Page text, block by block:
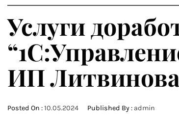
Услуги
ИП
Posted On :10.05.2024 Published By : admin